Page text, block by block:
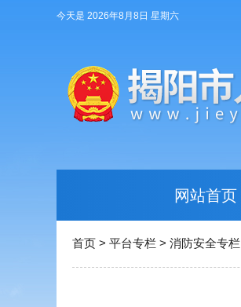
今天是 2026年8月8日 星期六
网站首页
首页 > 平台专栏 > 消防安全专栏